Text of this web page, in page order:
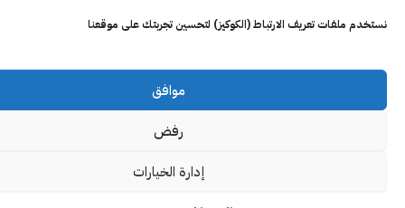
تعريف الارتباط (الكوكيز) لتحسين تجربتك على موقعنا
إدارة الخيارات